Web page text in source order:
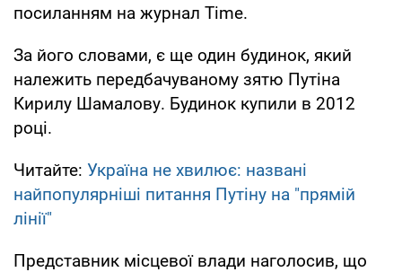
посиланням на журнал Time.
За його словами, є ще один будинок, який
належить передбачуваному зятю Путіна
Кирилу Шамалову. Будинок купили в 2012
році.
Читайте: Україна не хвилює: названі
найпопулярніші питання Путіну на "прямій
лінії"
Представник місцевої влади наголосив, що